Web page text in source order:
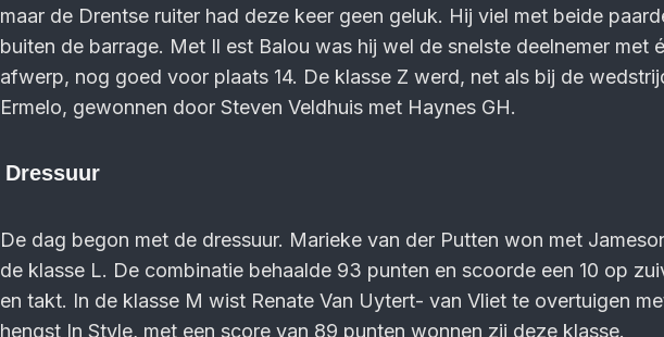
maar de Drentse ruiter had deze keer geen geluk. Hij viel met beide
buiten de barrage. Met Il est Balou was hij wel de snelste deelnemer met
afwerp, nog goed voor plaats 14. De klasse Z werd, net als bij de
Ermelo, gewonnen door Steven Veldhuis met Haynes GH.
Dressuur
De dag begon met de dressuur. Marieke van der Putten won met
de klasse L. De combinatie behaalde 93 punten en scoorde een 10 op
en takt. In de klasse M wist Renate Van Uytert- van Vliet te overtuigen
hengst In Style, met een score van 89 punten wonnen zij deze klasse.